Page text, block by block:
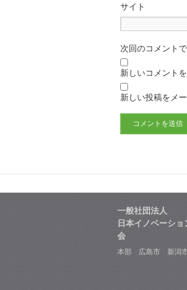
サイト
次回のコメント
新しいコメント
新しい投稿をメ
一般社団法人
日本イノベーシ
会
本部 広島市 新潟